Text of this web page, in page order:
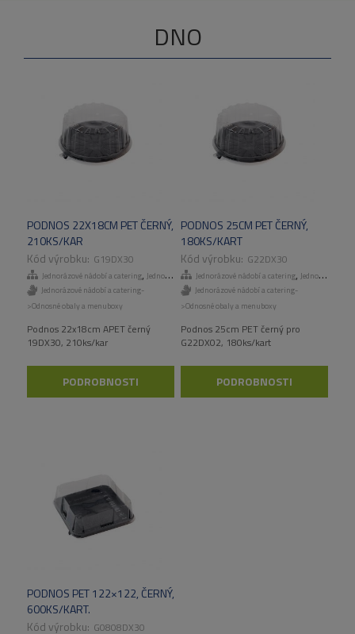
DNO
PODNOS 22X18CM PET ČERNÝ,
210KS/KAR
G19DX30
Jednorázové nádobí a catering, Jednorázové talíře a misky
Jednorázové nádobí a catering-
>Odnosné obaly a menuboxy
Podnos 22x18cm APET černý
19DX30, 210ks/kar
PODROBNOSTI
PODNOS 25CM PET ČERNÝ,
180KS/KART
G22DX30
Jednorázové nádobí a catering, Jednorázové talíře a misky
Jednorázové nádobí a catering-
>Odnosné obaly a menuboxy
Podnos 25cm PET černý pro
G22DX02, 180ks/kart
PODROBNOSTI
PODNOS PET 122×122, ČERNÝ,
600KS/KART.
G0808DX30